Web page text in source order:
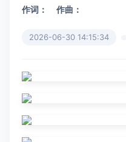
作词： 作曲：
2026-06-30 14:15:34